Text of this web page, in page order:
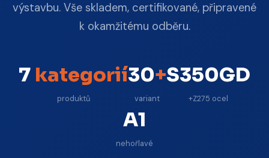
výstavbu. Vše skladem, certifikované, připravené
k okamžitému odběru.
7 kategorií
produktů
30+
variant
S350GD
+Z275 ocel
A1
nehořlavé